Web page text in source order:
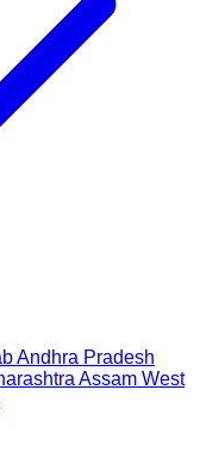
Andhra Pradesh
Assam West